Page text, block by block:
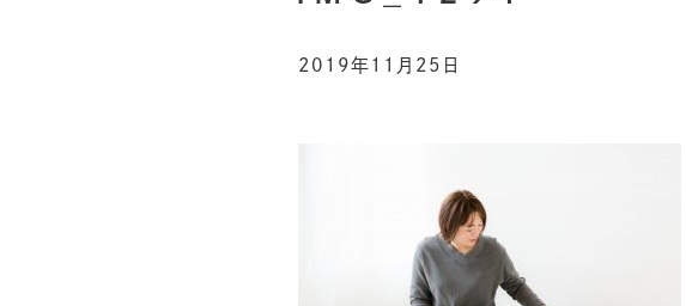
2019年11月25日